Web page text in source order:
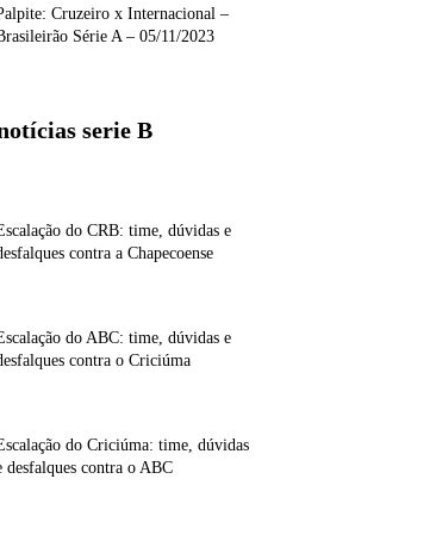
Cruzeiro x Internacional –
Série A – 05/11/2023
serie B
do CRB: time, dúvidas e
contra a Chapecoense
do ABC: time, dúvidas e
contra o Criciúma
do Criciúma: time, dúvidas
desfalques contra o ABC